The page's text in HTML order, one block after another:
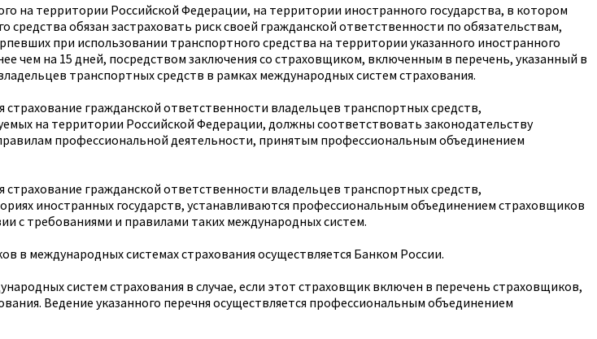
на территории Российской Федерации, на территории иностранного государства, в котором
обязан застраховать риск своей гражданской ответственности по обязательствам,
при использовании транспортного средства на территории указанного иностранного
чем на 15 дней, посредством заключения со страховщиком, включенным в перечень, указанный в
транспортных средств в рамках международных систем страхования.
гражданской ответственности владельцев транспортных средств,
на территории Российской Федерации, должны соответствовать законодательству
профессиональной деятельности, принятым профессиональным объединением
гражданской ответственности владельцев транспортных средств,
иностранных государств, устанавливаются профессиональным объединением страховщиков
с требованиями и правилами таких международных систем.
в международных системах страхования осуществляется Банком России.
систем страхования в случае, если этот страховщик включен в перечень страховщиков,
Ведение указанного перечня осуществляется профессиональным объединением